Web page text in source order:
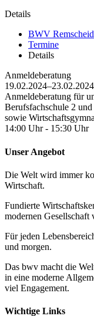
Details
BWV Remscheid
Termine
Details
Anmeldeberatung
19.02.2024–23.02.2024
Anmeldeberatung für
Berufsfachschule 2
sowie
14:00 Uhr - 15:30 Uhr
Unser Angebot
Die Welt wird immer
Wirtschaft.
Fundierte
modernen
Für jeden
und morgen.
Das bwv macht die
in eine moderne
viel Engagement.
Wichtige Links